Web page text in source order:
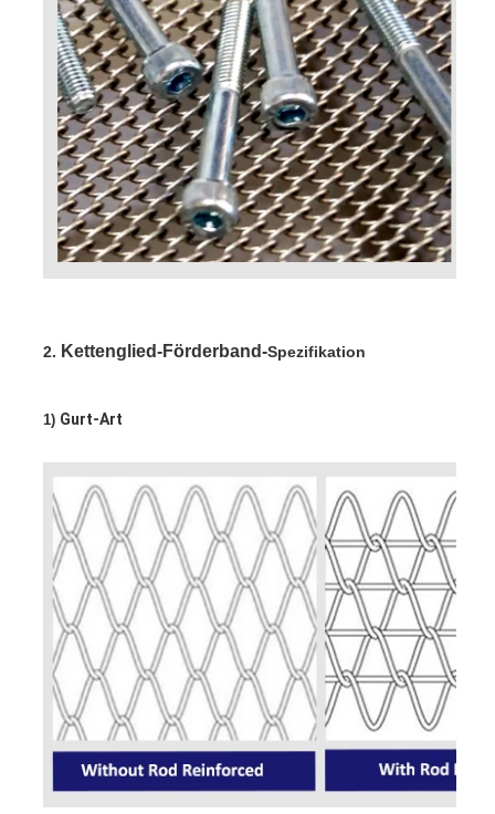
2. Kettenglied-Förderband-Spezifikation
1) Gurt-Art